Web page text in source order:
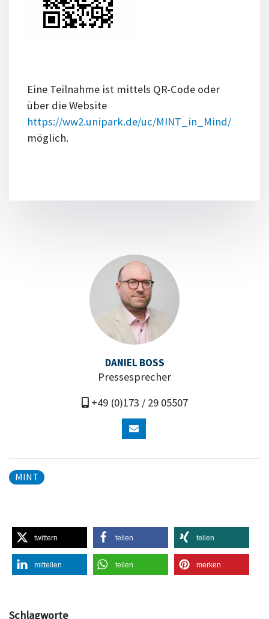
DANIEL BOSS
Pressesprecher
+49 (0)173 / 29 05507
MINT
Eine Teilnahme ist mittels QR-Code oder
über die Website
https://ww2.unipark.de/uc/MINT_in_Mind/
möglich.
twittern teilen teilen
mitteilen teilen merken
Schlagworte